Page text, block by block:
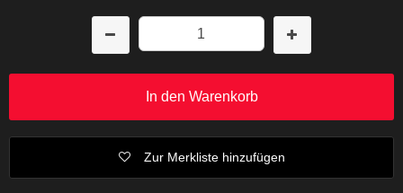
In den Warenkorb
Zur Merkliste hinzufügen